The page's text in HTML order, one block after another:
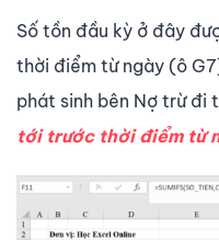
Số tồn đầu kỳ ở đây
thời điểm từ ngày (ô
phát sinh bên Nợ trừ đi
tới trước thời điểm từ